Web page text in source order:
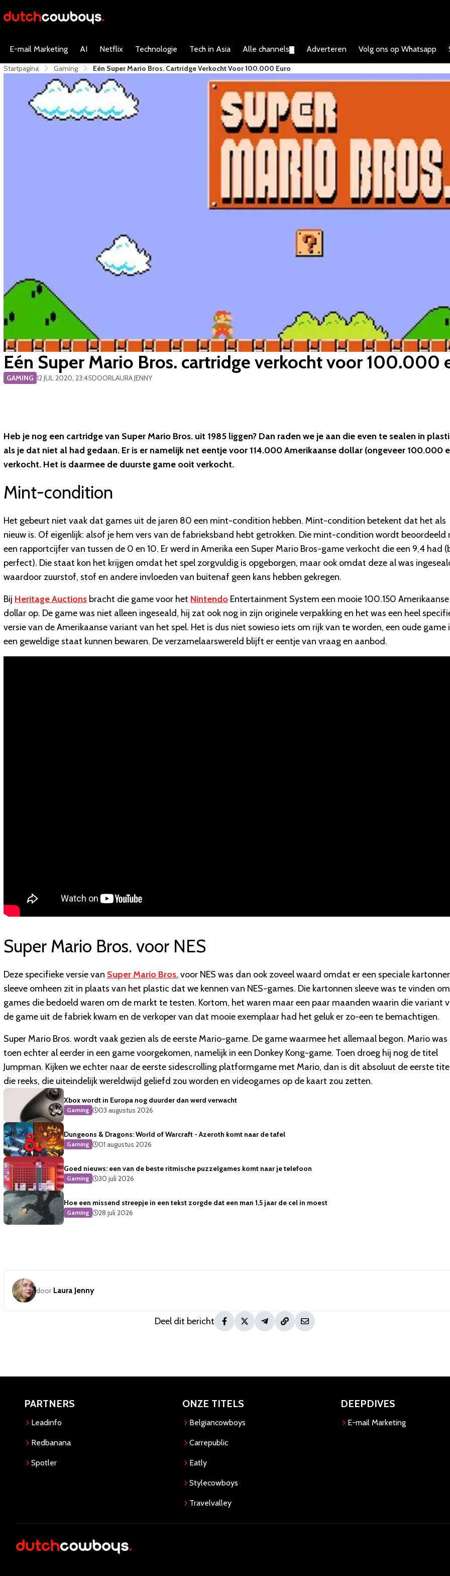
E-mail Marketing AI Netflix Technologie Tech in Asia Alle channels Adverteren Volg ons op Whatsapp
Startpagina Gaming ​Eén Super Mario Bros. Cartridge Verkocht Voor 100.000 Euro
​Eén Super Mario Bros. cartridge verkocht voor 100.000
GAMING 12 JUL 2020, 23:45DOORLAURA JENNY
Heb je nog een cartridge van Super Mario Bros. uit 1985 liggen? Dan raden we je aan die even te sealen in
als je dat niet al had gedaan. Er is er namelijk net eentje voor 114.000 Amerikaanse dollar (ongeveer 100.000
verkocht. Het is daarmee de duurste game ooit verkocht.
Mint-condition
Het gebeurt niet vaak dat games uit de jaren 80 een mint-condition hebben. Mint-condition betekent dat het als
nieuw is. Of eigenlijk: alsof je hem vers van de fabrieksband hebt getrokken. Die mint-condition wordt beoordeeld
een rapportcijfer van tussen de 0 en 10. Er werd in Amerika een Super Mario Bros-game verkocht die een 9,4 had
perfect). Die staat kon het krijgen omdat het spel zorgvuldig is opgeborgen, maar ook omdat deze al was
waardoor zuurstof, stof en andere invloeden van buitenaf geen kans hebben gekregen.
Bij Heritage Auctions bracht die game voor het Nintendo Entertainment System een mooie 100.150 Amerikaanse
dollar op. De game was niet alleen ingeseald, hij zat ook nog in zijn originele verpakking en het was een heel
versie van de Amerikaanse variant van het spel. Het is dus niet sowieso iets om rijk van te worden, een oude game
een geweldige staat kunnen bewaren. De verzamelaarswereld blijft er eentje van vraag en aanbod.
Super Mario Bros. voor NES
Deze specifieke versie van Super Mario Bros.voor NES was dan ook zoveel waard omdat er een speciale
sleeve omheen zit in plaats van het plastic dat we kennen van NES-games. Die kartonnen sleeve was te vinden om
games die bedoeld waren om de markt te testen. Kortom, het waren maar een paar maanden waarin die variant
de game uit de fabriek kwam en de verkoper van dat mooie exemplaar had het geluk er zo-een te bemachtigen.
Super Mario Bros. wordt vaak gezien als de eerste Mario-game. De game waarmee het allemaal begon. Mario was
toen echter al eerder in een game voorgekomen, namelijk in een Donkey Kong-game. Toen droeg hij nog de titel
Jumpman. Kijken we echter naar de eerste sidescrolling platformgame met Mario, dan is dit absoluut de eerste
die reeks, die uiteindelijk wereldwijd geliefd zou worden en videogames op de kaart zou zetten.
Xbox wordt in Europa nog duurder dan werd verwacht
Gaming 03 augustus 2026
Dungeons & Dragons: World of Warcraft - Azeroth komt naar de tafel
Gaming 01 augustus 2026
Goed nieuws: een van de beste ritmische puzzelgames komt naar je telefoon
Gaming 30 juli 2026
Hoe een missend streepje in een tekst zorgde dat een man 1,5 jaar de cel in moest
Gaming 28 juli 2026
door Laura Jenny
Deel dit bericht
PARTNERS
Leadinfo
Redbanana
Spotler
ONZE TITELS
Belgiancowboys
Carrepublic
Eatly
Stylecowboys
Travelvalley
DEEPDIVES
E-mail Marketing